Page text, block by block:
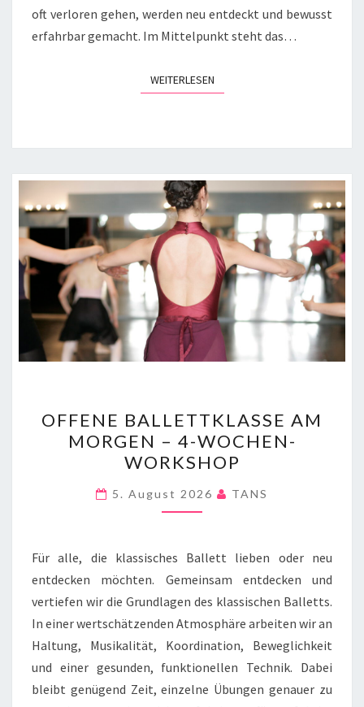
oft verloren gehen, werden neu entdeckt und bewusst
erfahrbar gemacht. Im Mittelpunkt steht das…
WEITERLESENWEITERLESEN
BALLETTKLASSE
AM
MORGEN
–
4-
WORKSHOP
OFFENE BALLETTKLASSE AM
MORGEN – 4-WOCHEN-
WORKSHOP
5. August 2026 TANS
Für alle, die klassisches Ballett lieben oder neu
entdecken möchten. Gemeinsam entdecken und
vertiefen wir die Grundlagen des klassischen Balletts.
In einer wertschätzenden Atmosphäre arbeiten wir an
Haltung, Musikalität, Koordination, Beweglichkeit
und einer gesunden, funktionellen Technik. Dabei
bleibt genügend Zeit, einzelne Übungen genauer zu